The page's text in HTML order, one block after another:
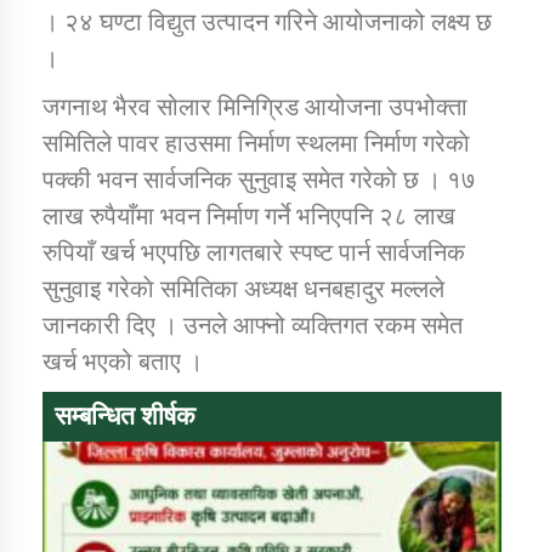
तातोपानी गाउँपालिकाको न्यायिक समिति सम्बन्धी सन्देश
तातोपानी गाउँपालिका जुम्लाको महिला तथा लैङ्गिक हिंसा
सम्बन्धी सूचना सन्देश
तातोपानी गाउँपालिका जुम्लाको महिनावारी सम्बन्धिकाे
सन्देश
। २४ घण्टा विद्युत उत्पादन गरिने आयोजनाको लक्ष्य छ
।
जगनाथ भैरव सोलार मिनिग्रिड आयोजना उपभोक्ता
समितिले पावर हाउसमा निर्माण स्थलमा निर्माण गरेकाे
पक्की भवन सार्वजनिक सुनुवाइ समेत गरेकाे छ । १७
लाख रुपैयाँमा भवन निर्माण गर्ने भनिएपनि २८ लाख
रुपियाँ खर्च भएपछि लागतबारे स्पष्ट पार्न सार्वजनिक
सुनुवाइ गरेकाे समितिका अध्यक्ष धनबहादुर मल्लले
जानकारी दिए । उनले आफ्नो व्यक्तिगत रकम समेत
खर्च भएको बताए ।
सम्बन्धित शीर्षक